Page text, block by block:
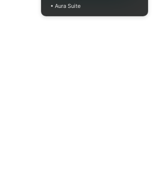
• Aura Suite